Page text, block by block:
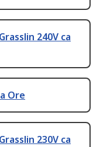
240V ca
Ore
230V ca